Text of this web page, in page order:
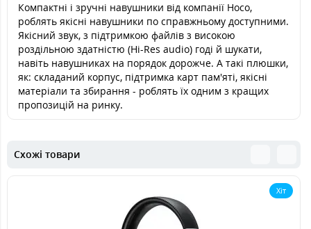
Компактні і зручні навушники від компанії Hoco,
роблять якісні навушники по справжньому доступними.
Якісний звук, з підтримкою файлів з високою
роздільною здатністю (Hi-Res audio) годі й шукати,
навіть навушниках на порядок дорожче. А такі плюшки,
як: складаний корпус, підтримка карт пам'яті, якісні
матеріали та збирання - роблять їх одним з кращих
пропозицій на ринку.
Схожі товари
Хіт